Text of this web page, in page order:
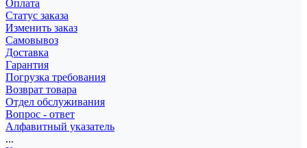
Оплата
Статус заказа
Изменить заказ
Самовывоз
Доставка
Гарантия
Погрузка требования
Возврат товара
Отдел обслуживания
Вопрос - ответ
Алфавитный указатель
...